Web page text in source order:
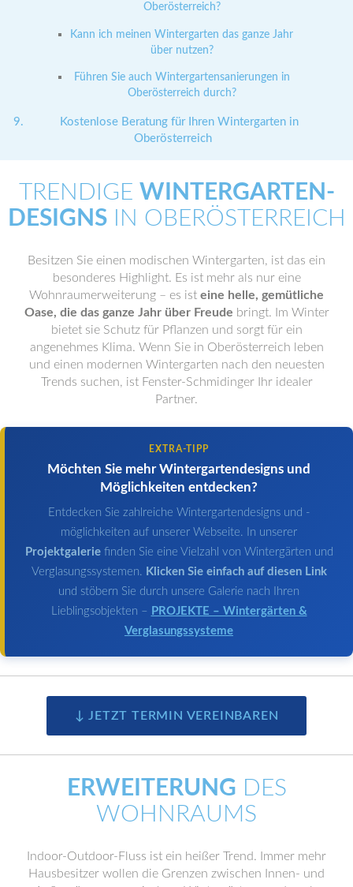
Oberösterreich?
Kann ich meinen Wintergarten das ganze Jahr
über nutzen?
Führen Sie auch Wintergartensanierungen in
Oberösterreich durch?
Kostenlose Beratung für Ihren Wintergarten in
Oberösterreich
TRENDIGE WINTERGARTEN-
DESIGNSIN OBERÖSTERREICH
Besitzen Sie einen modischen Wintergarten, ist das ein
besonderes Highlight. Es ist mehr als nur eine
Wohnraumerweiterung – es ist eine helle, gemütliche
Oase, die das ganze Jahr über Freude bringt. Im Winter
bietet sie Schutz für Pflanzen und sorgt für ein
angenehmes Klima. Wenn Sie in Oberösterreich leben
und einen modernen Wintergarten nach den neuesten
Trends suchen, ist Fenster-Schmidinger Ihr idealer
Partner.
EXTRA-TIPP
Möchten Sie mehr Wintergartendesigns und
Möglichkeiten entdecken?
Entdecken Sie zahlreiche Wintergartendesigns und -
möglichkeiten auf unserer Webseite. In unserer
Projektgaleriefinden Sie eine Vielzahl von Wintergärten und
Verglasungssystemen. Klicken Sie einfach auf diesen Link
und stöbern Sie durch unsere Galerie nach Ihren
Lieblingsobjekten – PROJEKTE – Wintergärten &
Verglasungssysteme
↓ JETZT TERMIN VEREINBAREN
ERWEITERUNG DES
WOHNRAUMS
Indoor-Outdoor-Fluss ist ein heißer Trend. Immer mehr
Hausbesitzer wollen die Grenzen zwischen Innen- und